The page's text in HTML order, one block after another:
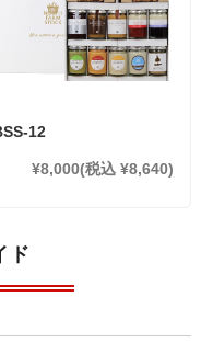
12
¥8,000(税込 ¥8,640)
ド